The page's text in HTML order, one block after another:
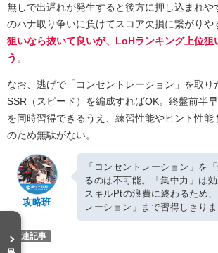
無しで出遅れが発生すると後方に押し込まれや
のハナ取り争いに負けてスコア欠損に繋がりや
狙いなら抜いて良いが、LoHランキング上位狙
う 。
なお、逃げで「コンセントレーション」を取り
SSR（スピード）を編成すればOK。終盤前半早
を同時習得できるうえ、練習性能やヒント性能
のため無駄がない。
攻略班
「コンセントレーション」を
るのは不可能。「集中力」は
スキルPtの浪費に終わるため
レーション」まで習得しきりま